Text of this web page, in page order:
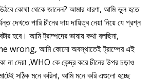
কোথা থেকে জানেন? আমার ধারণা, আমি ভুল হতে
দেখতে পারি চীনের দায় দায়িত্ব নেয়া নিয়ে যে প্রশ্ন
হবে। আমি ট্রাম্পদের ভাষায় কথা বলছিনা,
আমি কোনো অবস্থাতেই ট্রাম্পের এই
না দেয়া ,WHO কে কেন্দ্র করে চীনের উপর চড়াও
সঠিক মনে করিনা, আমি মনে করি এগুলো হচ্ছে